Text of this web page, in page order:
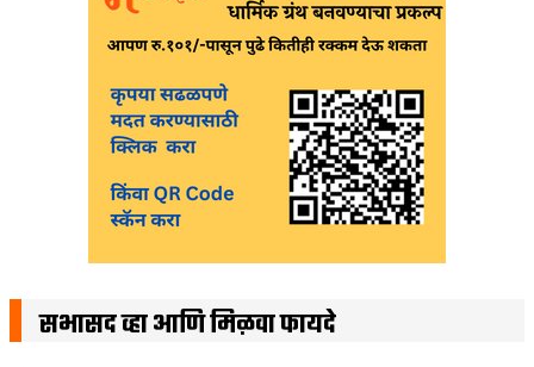
सभासद व्हा आणि मिळवा फायदे